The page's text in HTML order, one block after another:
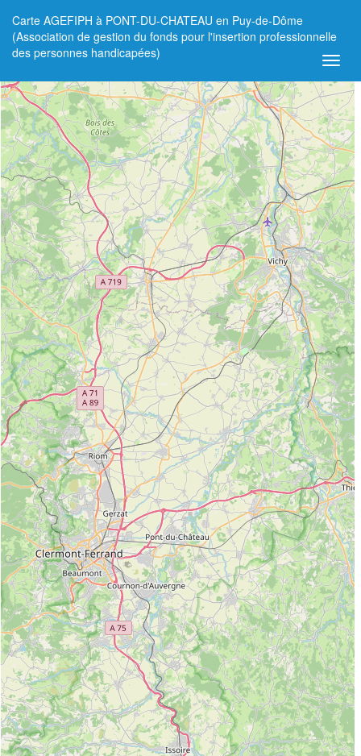
Carte AGEFIPH à PONT-DU-CHATEAU en Puy-de-Dôme
(Association de gestion du fonds pour l'insertion professionnelle
des personnes handicapées)
+
−